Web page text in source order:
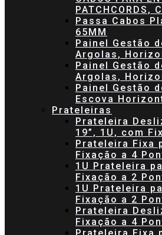
PATCHCORDS,
Passa Cabos
65MM
Painel Gestão
Argolas,
Painel Gestão
Argolas,
Painel Gestão
Escova
Prateleiras
Prateleira
19”, 1U, com
Prateleira Fixa
Fixação a 4
1U Prateleira
Fixação a 2
1U Prateleira
Fixação a 2
Prateleira
Fixação a 4